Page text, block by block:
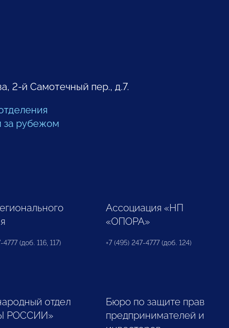
2-й Самотечный пер., д.7.
за рубежом
(доб. 116, 117)
Ассоциация «НП
«ОПОРА»
+7 (495) 247-4777 (доб. 124)
отдел
РОССИИ»
Бюро по защите прав
предпринимателей и